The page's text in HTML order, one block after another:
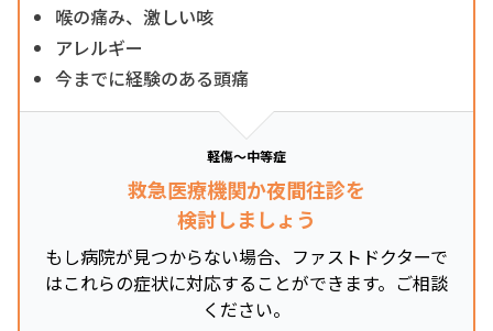
喉の痛み、激しい咳
アレルギー
今までに経験のある頭痛
軽傷～中等症
救急医療機関か夜間往診を
検討しましょう
もし病院が見つからない場合、ファストドクターで
はこれらの症状に対応することができます。ご相談
ください。